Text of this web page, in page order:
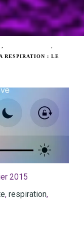
,
,
RESPIRATION : LE
2015
, respiration,